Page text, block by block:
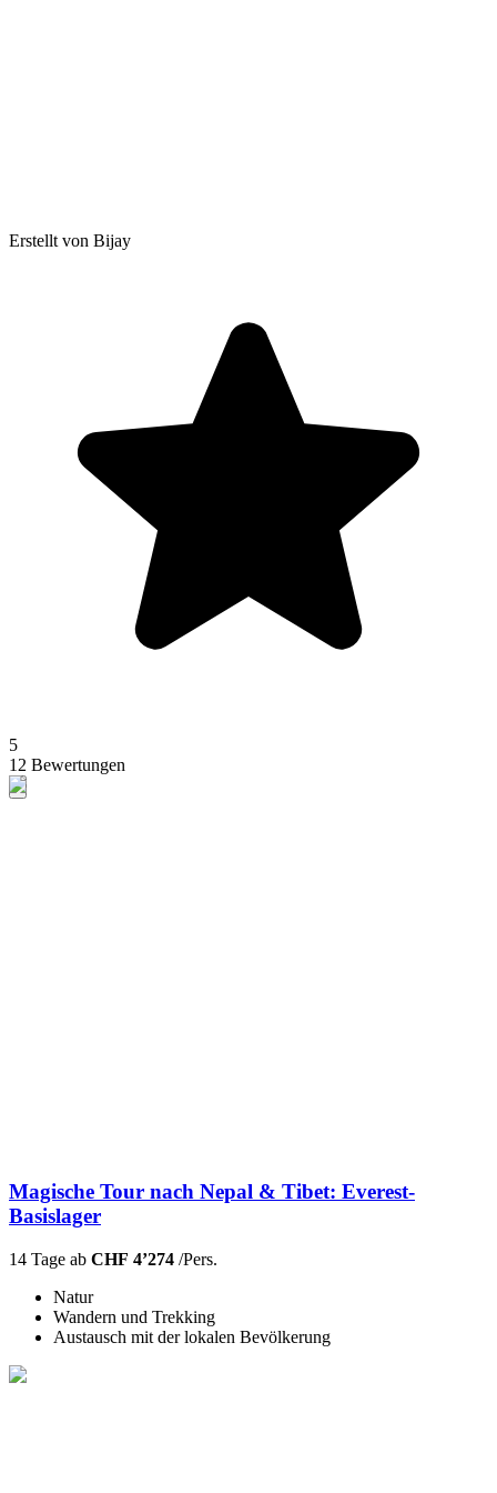
Erstellt von Bijay
5
12 Bewertungen
Magische Tour nach Nepal & Tibet: Everest-
Basislager
14 Tage ab CHF 4’274 /Pers.
Natur
Wandern und Trekking
Austausch mit der lokalen Bevölkerung